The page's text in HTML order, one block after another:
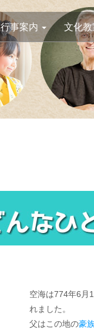
行事案内 文化
空海は774年6月
れました。
父はこの地の豪